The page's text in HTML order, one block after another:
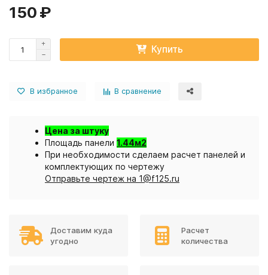
150 ₽
Купить
В избранное В сравнение
Цена за штуку
Площадь панели 1.44м2
При необходимости сделаем расчет панелей и
комплектующих по чертежу
Отправьте чертеж на 1@f125.ru
Доставим куда
угодно
Расчет
количества